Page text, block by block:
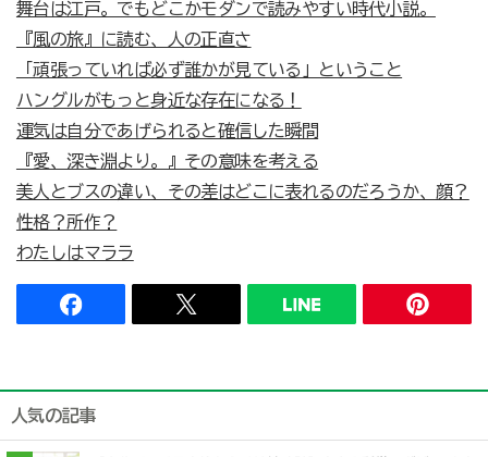
舞台は江戸。でもどこかモダンで読みやすい時代小説。
『風の旅』に読む、人の正直さ
「頑張っていれば必ず誰かが見ている」ということ
ハングルがもっと身近な存在になる！
運気は自分であげられると確信した瞬間
『愛、深き淵より。』その意味を考える
美人とブスの違い、その差はどこに表れるのだろうか、顔？
性格？所作？
わたしはマララ
人気の記事